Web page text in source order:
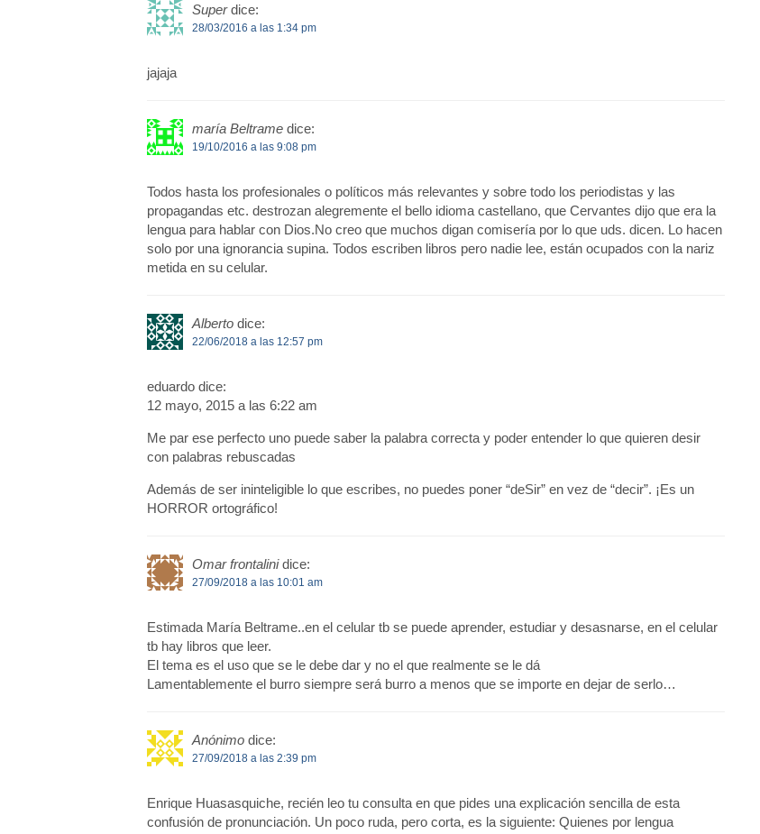
Super dice:
28/03/2016 a las 1:34 pm
jajaja
maría Beltrame dice:
19/10/2016 a las 9:08 pm
Todos hasta los profesionales o políticos más relevantes y sobre todo los periodistas y las
propagandas etc. destrozan alegremente el bello idioma castellano, que Cervantes dijo que era la
lengua para hablar con Dios.No creo que muchos digan comisería por lo que uds. dicen. Lo hacen
solo por una ignorancia supina. Todos escriben libros pero nadie lee, están ocupados con la nariz
metida en su celular.
Alberto dice:
22/06/2018 a las 12:57 pm
eduardo dice:
12 mayo, 2015 a las 6:22 am
Me par ese perfecto uno puede saber la palabra correcta y poder entender lo que quieren desir
con palabras rebuscadas
Además de ser ininteligible lo que escribes, no puedes poner “deSir” en vez de “decir”. ¡Es un
HORROR ortográfico!
Omar frontalini dice:
27/09/2018 a las 10:01 am
Estimada María Beltrame..en el celular tb se puede aprender, estudiar y desasnarse, en el celular
tb hay libros que leer.
El tema es el uso que se le debe dar y no el que realmente se le dá
Lamentablemente el burro siempre será burro a menos que se importe en dejar de serlo…
Anónimo dice:
27/09/2018 a las 2:39 pm
Enrique Huasasquiche, recién leo tu consulta en que pides una explicación sencilla de esta
confusión de pronunciación. Un poco ruda, pero corta, es la siguiente: Quienes por lengua